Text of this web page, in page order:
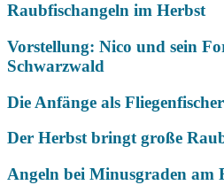
Raubfischangeln im Herbst
Vorstellung: Nico und sein
Schwarzwald
Die Anfänge als Fliegenfischer
Der Herbst bringt große
Angeln bei Minusgraden am